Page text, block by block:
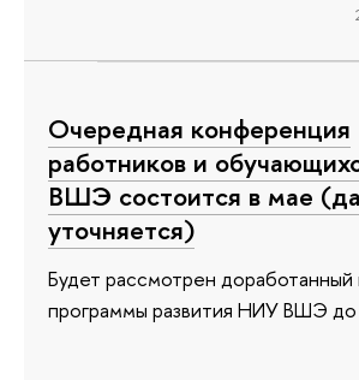
Очередная конференция
работников и
ВШЭ состоится в мае
уточняется)
Будет рассмотрен доработанный
программы развития НИУ ВШЭ до